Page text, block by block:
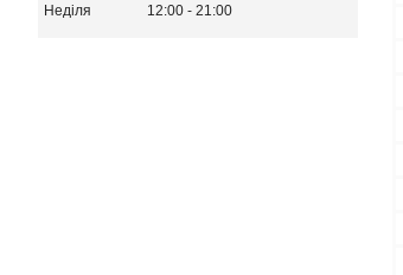
Неділя
12:00 21:00